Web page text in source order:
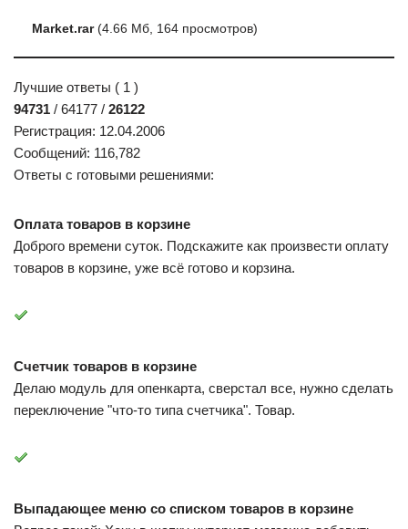
Market.rar(4.66 Мб, 164 просмотров)
Лучшие ответы ( 1 )
94731 / 64177 / 26122
Регистрация: 12.04.2006
Сообщений: 116,782
Ответы с готовыми решениями:
Оплата товаров в корзине
Доброго времени суток. Подскажите как произвести оплату
товаров в корзине, уже всё готово и корзина.
Счетчик товаров в корзине
Делаю модуль для опенкарта, сверстал все, нужно сделать
переключение "что-то типа счетчика". Товар.
Выпадающее меню со списком товаров в корзине